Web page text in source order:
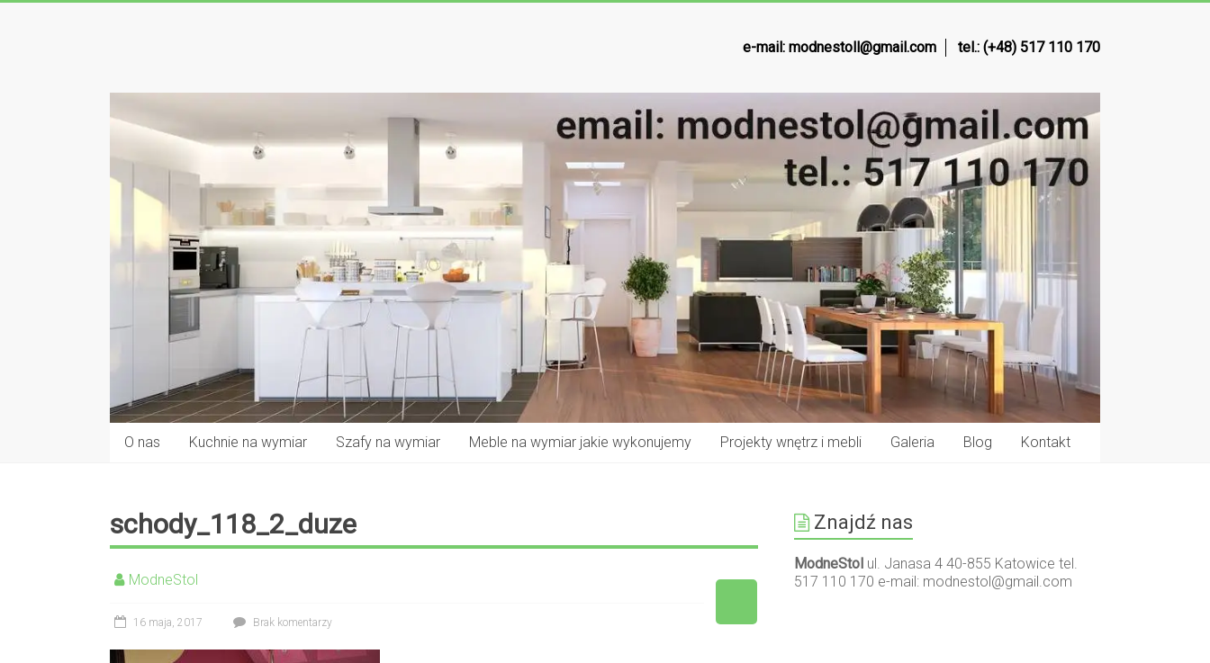
e-mail: modnestoll@gmail.com tel.: (+48) 517 110 170
O nas Kuchnie na wymiar Szafy na wymiar Meble na wymiar jakie wykonujemy Projekty wnętrz i mebli Galeria Blog Kontakt
schody_118_2_duze
ModneStol
16 maja, 2017 Brak komentarzy
Znajdź nas
ModneStol ul. Janasa 4 40-855 Katowice tel.
517 110 170 e-mail: modnestol@gmail.com